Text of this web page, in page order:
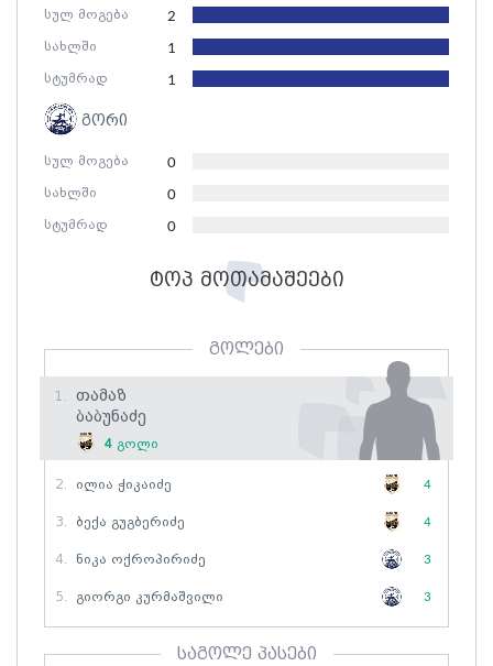
სულ მოგება 2
სახლში 1
სტუმრად 1
გორი
სულ მოგება 0
სახლში 0
სტუმრად 0
ტოპ მოთამაშეები
გოლები
1.
Თამაზ
Ბაბუნაძე
4 გოლი
2. Ილია Ჭიკაიძე 4
3. Ბექა Გუგბერიძე 4
4. Ნიკა Ოქროპირიძე 3
5. Გიორგი Კურმაშვილი 3
საგოლე პასები